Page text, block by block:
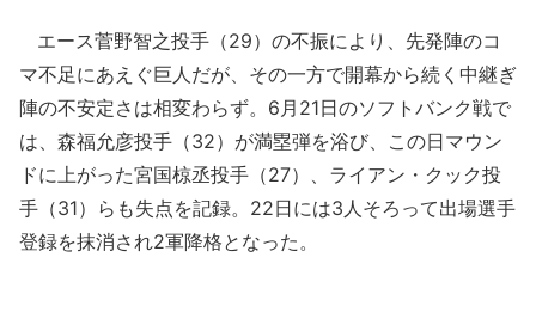
エース菅野智之投手（29）の不振により、先発陣のコ
マ不足にあえぐ巨人だが、その一方で開幕から続く中継ぎ
陣の不安定さは相変わらず。6月21日のソフトバンク戦で
は、森福允彦投手（32）が満塁弾を浴び、この日マウン
ドに上がった宮国椋丞投手（27）、ライアン・クック投
手（31）らも失点を記録。22日には3人そろって出場選手
登録を抹消され2軍降格となった。